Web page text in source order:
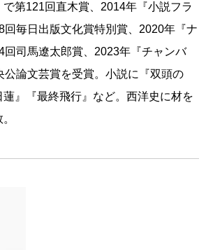
第121回直木賞、2014年『小説フラ
回毎日出版文化賞特別賞、2020年『ナ
回司馬遼太郎賞、2023年『チャンバ
公論文芸賞を受賞。小説に『双頭の
』『最終飛行』など。西洋史に材を